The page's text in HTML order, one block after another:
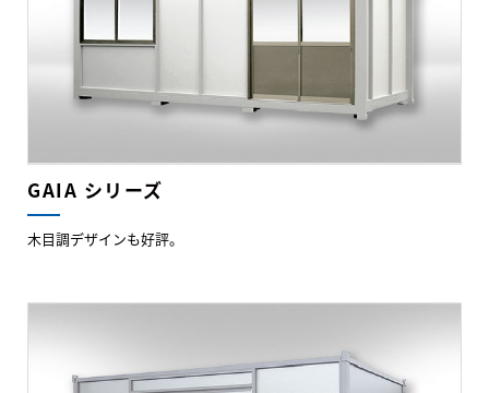
GAIA シリーズ
木目調デザインも好評。